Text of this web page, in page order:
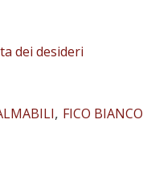
dei desideri
, FICO BIANCO